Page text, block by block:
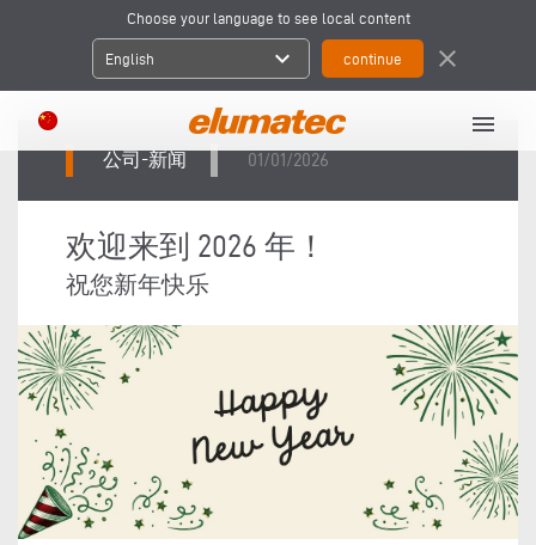
Choose your language to see local content
English expand_more close
menu
公司-新闻 01/01/2026
欢迎来到 2026 年！
祝您新年快乐